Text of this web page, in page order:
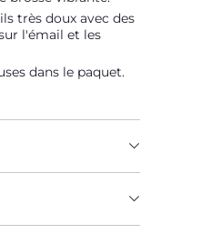
très doux avec des
l'émail et les
dans le paquet.